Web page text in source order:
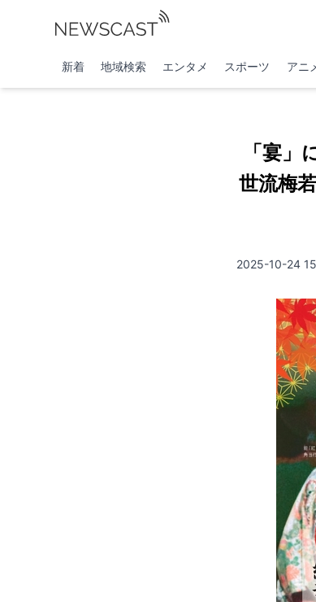
新着 地域検索 エンタメ スポーツ アニ
「宴
世流梅
2025-10-24